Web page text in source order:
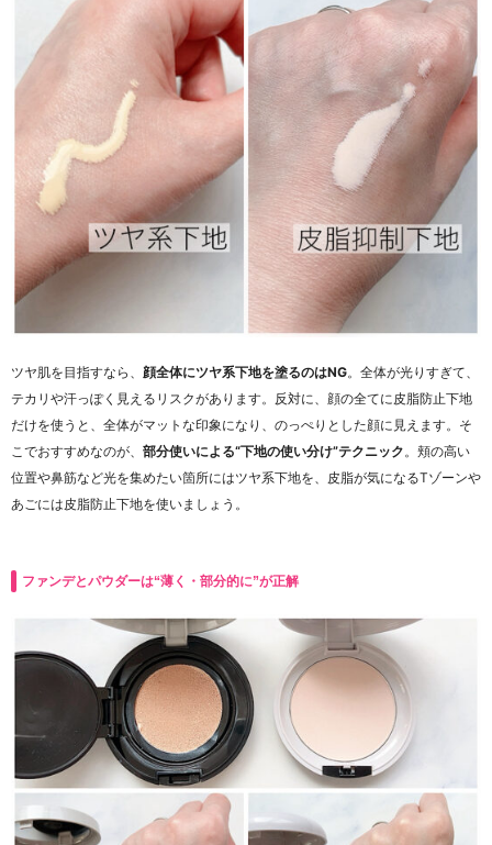
ツヤ肌を目指すなら、 顔全体にツヤ系下地を塗るのはNG。全体が光りすぎて、
テカリや汗っぽく見えるリスクがあります。反対に、顔の全てに皮脂防止下地
だけを使うと、全体がマットな印象になり、のっぺりとした顔に見えます。そ
こでおすすめなのが、 部分使いによる“下地の使い分け”テクニック 。頬の高い
位置や鼻筋など光を集めたい箇所にはツヤ系下地を、皮脂が気になるTゾーンや
あごには皮脂防止下地を使いましょう。
ファンデとパウダーは“薄く・部分的に”が正解